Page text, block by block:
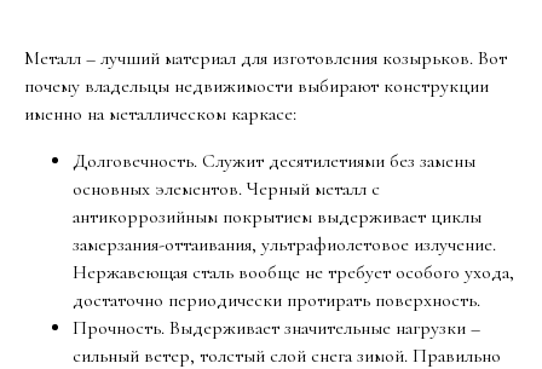
Металл – лучший материал для изготовления козырьков. Вот
почему владельцы недвижимости выбирают конструкции
именно на металлическом каркасе:
Долговечность. Служит десятилетиями без замены
основных элементов. Черный металл с
антикоррозийным покрытием выдерживает циклы
замерзания-оттаивания, ультрафиолетовое излучение.
Нержавеющая сталь вообще не требует особого ухода,
достаточно периодически протирать поверхность.
Прочность. Выдерживает значительные нагрузки –
сильный ветер, толстый слой снега зимой. Правильно